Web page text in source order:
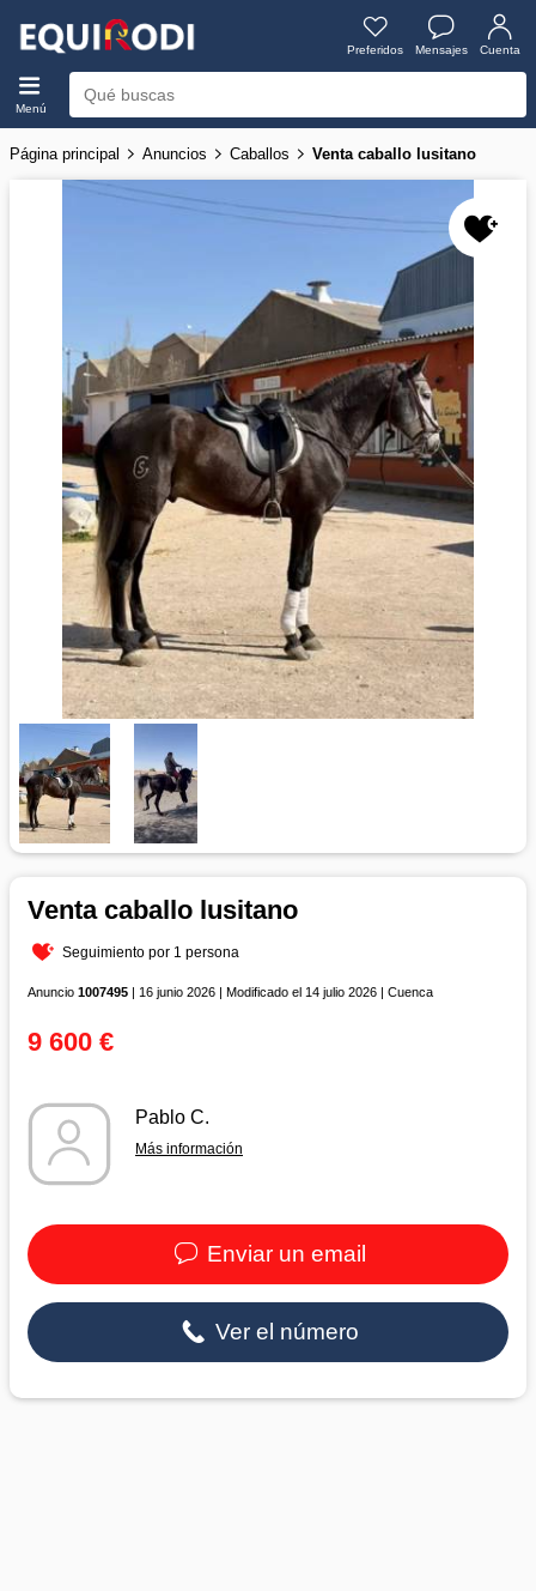
Preferidos Mensajes Cuenta
Menú
Página principal Anuncios Caballos Venta caballo lusitano
Venta caballo lusitano
Seguimiento por 1 persona
Anuncio 1007495 | 16 junio 2026 | Modificado el 14 julio 2026 | Cuenca
9 600 €
Pablo C.
Más información
Enviar un email
Ver el número